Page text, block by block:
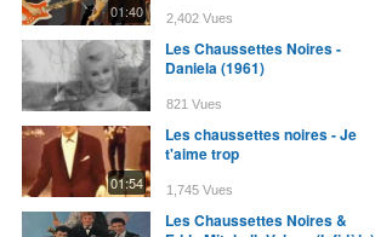
01:40 2,402 Vues
Les Chaussettes Noires -
Daniela (1961)
821 Vues
01:54
Les chaussettes noires - Je
t'aime trop
1,745 Vues
Les Chaussettes Noires &